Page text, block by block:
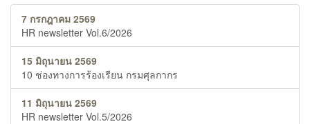
7 กรกฎาคม 2569
HR newsletter Vol.6/2026
15 มิถุนายน 2569
10 ช่องทางการร้องเรียน กรมศุลกากร
11 มิถุนายน 2569
HR newsletter Vol.5/2026